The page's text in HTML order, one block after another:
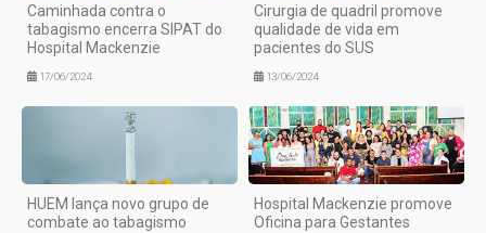
Caminhada contra o
tabagismo encerra SIPAT do
Hospital Mackenzie
17/06/2024
Cirurgia de quadril promove
qualidade de vida em
pacientes do SUS
13/06/2024
HUEM lança novo grupo de
combate ao tabagismo
Hospital Mackenzie promove
Oficina para Gestantes